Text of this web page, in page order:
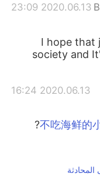
2020.06.13 23:09
I hope that
society and
2020.06.13 16:24